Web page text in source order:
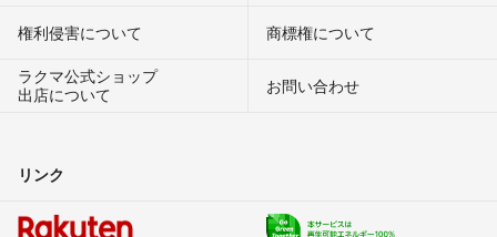
権利侵害について
商標権について
ラクマ公式ショップ
出店について
お問い合わせ
リンク